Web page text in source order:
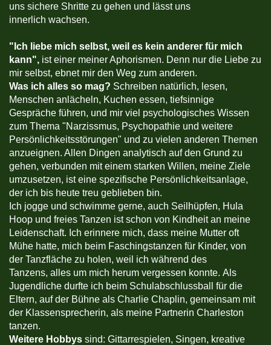
uns sichere Shritte zu gehen und lässt uns
innerlich wachsen.
" Ich liebe mich selbst, weil es kein anderer für mich
kann", ist einer meiner Aphorismen. Denn nur die Liebe zu
mir selbst, ebnet mir den Weg zum anderen.
Was ich alles so mag? Schreiben natürlich, lesen,
Menschen anlächeln, Kuchen essen, tiefsinnige
Gespräche führen, und mir viel psychologisches Wissen
zum Thema "Narzissmus, Psychopathie und weitere
Persönlichkeitsstörungen" und zu vielen anderen Themen
anzueignen. Allen Dingen analytisch auf den Grund zu
gehen, verbunden mit einem starken Willen, meine Ziele
umzusetzen, ist eine spezifische Persönlichkeitsanlage,
der ich bis heute treu geblieben bin.
Ich jogge und schwimme gerne, auch Seilhüpfen, Hula
Hoop und freies Tanzen ist schon von Kindheit an meine
Leidenschaft. Ich erinnere mich, dass meine Mutter oft
Mühe hatte, mich beim Faschingstanzen für Kinder, von
der Tanzfläche zu holen, weil ich während des
Tanzens, alles um mich herum vergessen konnte. Als
Jugendliche durfte ich beim Schulabschlussball für die
Eltern, auf der Bühne als Charlie Chaplin, gemeinsam mit
der Klassensprecherin, als meine Partnerin Charleston
tanzen.
Weitere Hobbys sind: Gittarrespielen, Singen, kreative